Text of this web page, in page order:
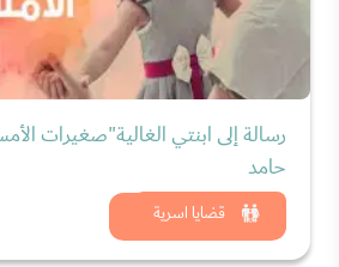
قضايا اسرية
رسالة إلى ابنتي الغالية"صغيرات
حامد
شاهد الان